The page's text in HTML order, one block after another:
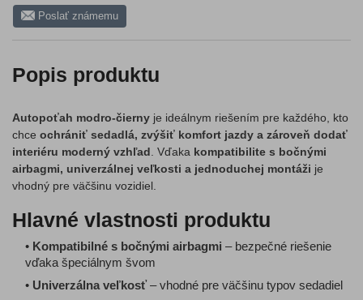
Poslať známemu
Popis produktu
Autopoťah modro-čierny je ideálnym riešením pre každého, kto
chce ochrániť sedadlá, zvýšiť komfort jazdy a zároveň dodať
interiéru moderný vzhľad . Vďaka kompatibilite s bočnými
airbagmi, univerzálnej veľkosti a jednoduchej montáži je
vhodný pre väčšinu vozidiel.
Hlavné vlastnosti produktu
• Kompatibilné s bočnými airbagmi – bezpečné riešenie
vďaka špeciálnym švom
• Univerzálna veľkosť– vhodné pre väčšinu typov sedadiel